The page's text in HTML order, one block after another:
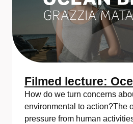
Filmed lecture:
How do we turn concerns
environmental to action?The
pressure from human